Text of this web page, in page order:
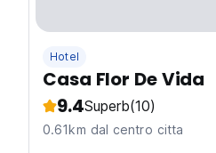
Hotel
Casa Flor De Vida
9.4Superb(10)
0.61km dal centro citta